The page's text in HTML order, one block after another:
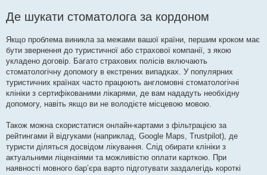
Де шукати стоматолога за кордоном
Якщо проблема виникла за межами вашої країни, першим кроком має
бути звернення до туристичної або страхової компанії, з якою
укладено договір. Багато страхових полісів включають
стоматологічну допомогу в екстрених випадках. У популярних
туристичних країнах часто працюють англомовні стоматологічні
клініки з сертифікованими лікарями, де вам нададуть необхідну
допомогу, навіть якщо ви не володієте місцевою мовою.
Також можна скористатися онлайн-картами з фільтрацією за
рейтингами й відгуками (наприклад, Google Maps, Trustpilot), де
туристи діляться досвідом лікування. Слід обирати клініки з
актуальними ліцензіями та можливістю оплати карткою. При
наявності мовного бар’єра варто підготувати заздалегідь короткі